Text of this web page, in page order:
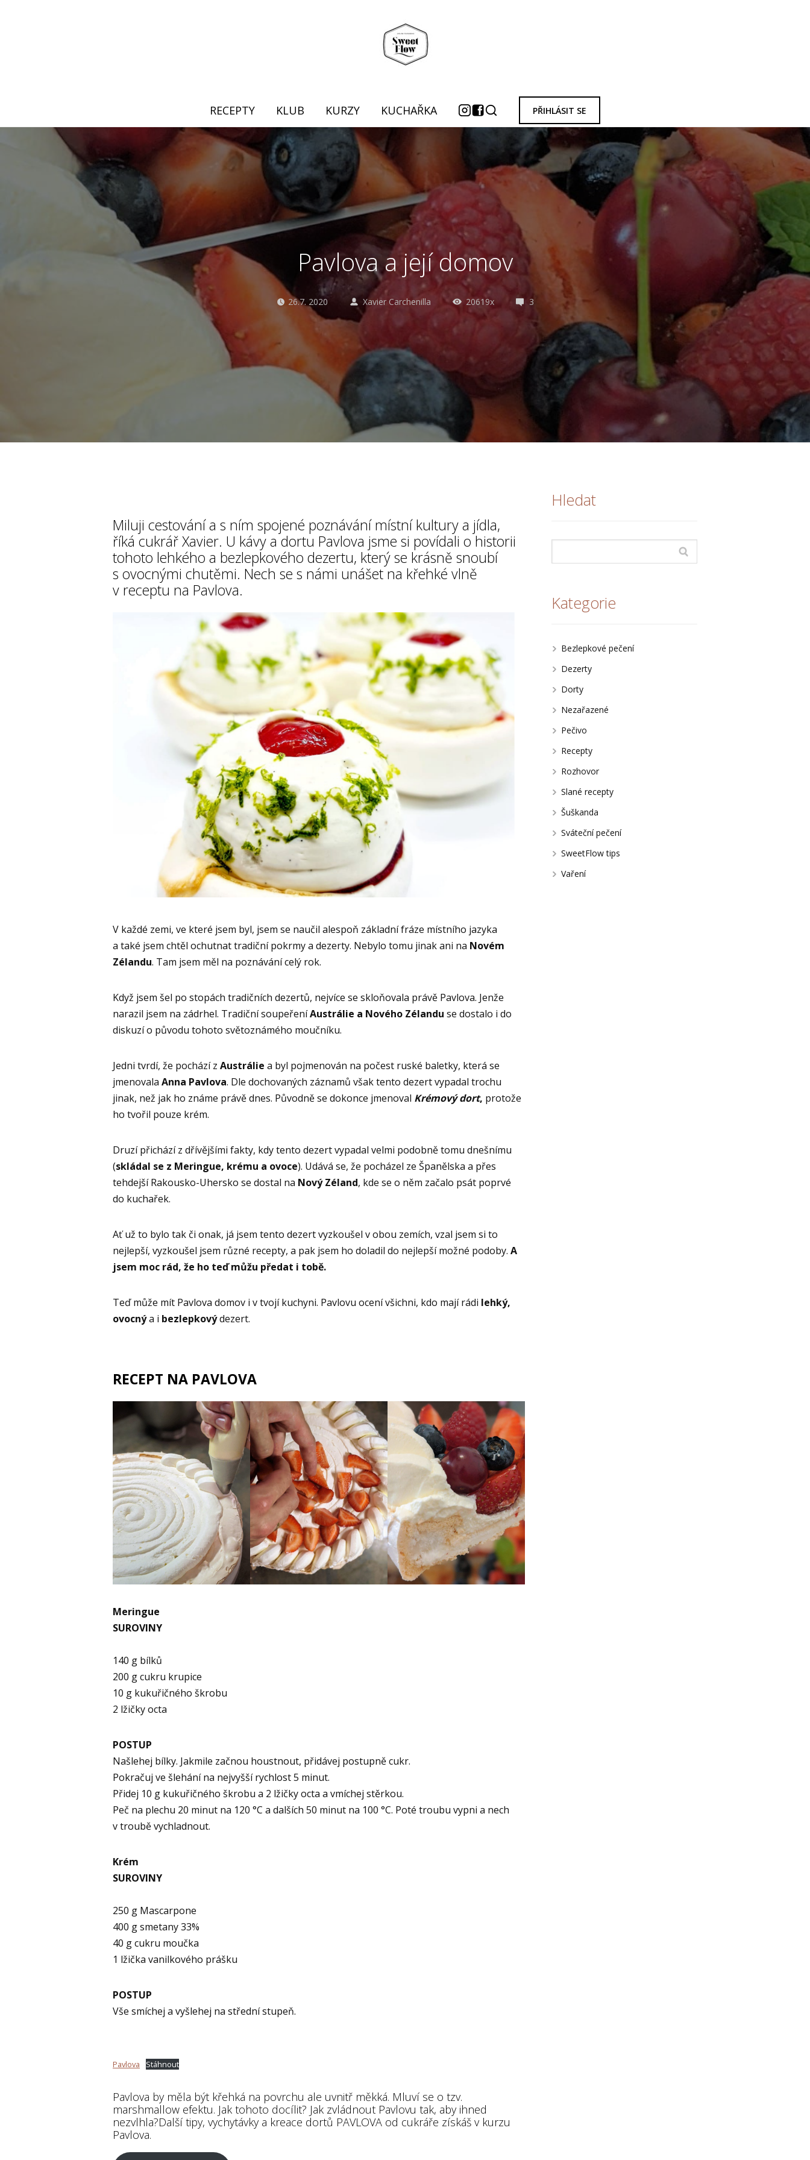
RECEPTY KLUB KURZY KUCHAŘKA PŘIHLÁSIT SE
Pavlova a její domov
26.7. 2020 Xavier Carchenilla 20619x 3
Miluji cestování a s ním spojené poznávání místní kultury a jídla,
říká cukrář Xavier. U kávy a dortu Pavlova jsme si povídali o historii
tohoto lehkého a bezlepkového dezertu, který se krásně snoubí
s ovocnými chutěmi. Nech se s námi unášet na křehké vlně
v receptu na Pavlova.
V každé zemi, ve které jsem byl, jsem se naučil alespoň základní fráze místního jazyka
a také jsem chtěl ochutnat tradiční pokrmy a dezerty. Nebylo tomu jinak ani na Novém
Zélandu. Tam jsem měl na poznávání celý rok.
Když jsem šel po stopách tradičních dezertů, nejvíce se skloňovala právě Pavlova. Jenže
narazil jsem na zádrhel. Tradiční soupeřeníAustrálie a Nového Zélandu se dostalo i do
diskuzí o původu tohoto světoznámého moučníku.
Jedni tvrdí, že pochází z Austrálie a byl pojmenován na počest ruské baletky, která se
jmenovala Anna Pavlova. Dle dochovaných záznamů však tento dezert vypadal trochu
jinak, než jak ho známe právě dnes. Původně se dokonce jmenoval Krémový dort, protože
ho tvořil pouze krém.
Druzí přichází z dřívějšími fakty, kdy tento dezert vypadal velmi podobně tomu dnešnímu
(skládal se z Meringue, krému a ovoce). Udává se, že pocházel ze Španělska a přes
tehdejší Rakousko-Uhersko se dostal na Nový Zéland, kde se o něm začalo psát poprvé
do kuchařek.
Ať už to bylo tak či onak, já jsem tento dezert vyzkoušel v obou zemích, vzal jsem si to
nejlepší, vyzkoušel jsem různé recepty, a pak jsem ho doladil do nejlepší možné podoby. A
jsem moc rád, že ho teď můžu předat i tobě.
Teď může mít Pavlova domov i v tvojí kuchyni. Pavlovu ocení všichni, kdo mají rádi lehký,
ovocnýa i bezlepkovýdezert.
RECEPT NA PAVLOVA
Meringue
SUROVINY
140 g bílků
200 g cukru krupice
10 g kukuřičného škrobu
2 lžičky octa
POSTUP
Našlehej bílky. Jakmile začnou houstnout, přidávej postupně cukr.
Pokračuj ve šlehání na nejvyšší rychlost 5 minut.
Přidej 10 g kukuřičného škrobu a 2 lžičky octa a vmíchej stěrkou.
Peč na plechu 20 minut na 120 °C a dalších 50 minut na 100 °C. Poté troubu vypni a nech
v troubě vychladnout.
Krém
SUROVINY
250 g Mascarpone
400 g smetany 33%
40 g cukru moučka
1 lžička vanilkového prášku
POSTUP
Vše smíchej a vyšlehej na střední stupeň.
Pavlova Stáhnout
Pavlova by měla být křehká na povrchu ale uvnitř měkká. Mluví se o tzv.
marshmallow efektu. Jak tohoto docílit? Jak zvládnout Pavlovu tak, aby ihned
nezvlhla?Další tipy, vychytávky a kreace dortů PAVLOVA od cukráře získáš v kurzu
Pavlova.
Hledat
Kategorie
Bezlepkové pečení
Dezerty
Dorty
Nezařazené
Pečivo
Recepty
Rozhovor
Slané recepty
Šuškanda
Sváteční pečení
SweetFlow tips
Vaření